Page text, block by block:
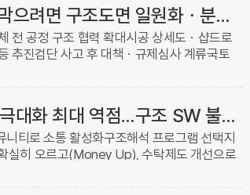
[파워인터뷰] (1) “건설 사고 막으려면 구조도면 일원화ㆍ분리발주 입법화 절실하죠”
전 공정 구조 협력 확대시공 상세도ㆍ샵드로
추진검단 사고 후 대책ㆍ규제심사 계류국토
의 건설 기술력을 자랑하는 대한민국. 하지만
[파워인터뷰] (2) “회원 권익 극대화 최대 역점…구조 SW 불공정계약 묵과 않겠다”
티로 소통 활성화구조해석 프로그램 선택지
실히 오르고(Money Up), 수탁제도 개선으로
(Clean Up), 사회적 위상은 최고조로 격상되